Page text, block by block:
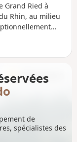
Grand Ried à
Rhin, au milieu
de
spécialistes des